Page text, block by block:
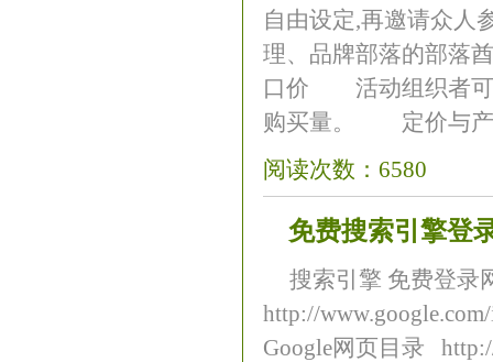
自由设定,再邀请众人
理、品牌部落的部
口价 活动组织者可
购买量。 定价与产
阅读次数：6580
免费搜索引擎登
搜索引擎 免费登录
http://
Google网页目录